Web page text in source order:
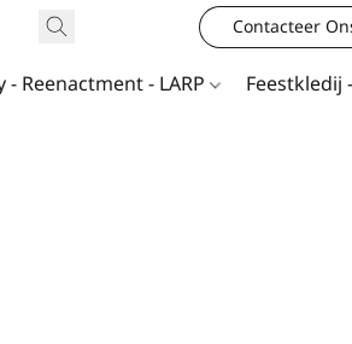
Contacteer
- Reenactment - LARP Feestkledij